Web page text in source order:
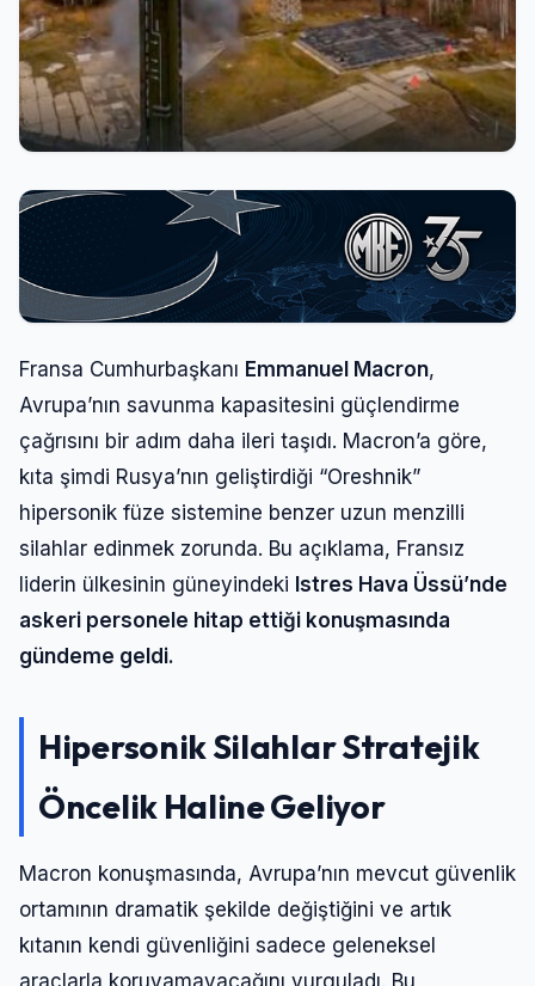
Fransa Cumhurbaşkanı Emmanuel Macron,
Avrupa’nın savunma kapasitesini güçlendirme
çağrısını bir adım daha ileri taşıdı. Macron’a göre,
kıta şimdi Rusya’nın geliştirdiği “Oreshnik”
hipersonik füze sistemine benzer uzun menzilli
silahlar edinmek zorunda. Bu açıklama, Fransız
liderin ülkesinin güneyindeki Istres Hava Üssü’nde
askeri personele hitap ettiği konuşmasında
gündeme geldi.
Hipersonik Silahlar Stratejik
Öncelik Haline Geliyor
Macron konuşmasında, Avrupa’nın mevcut güvenlik
ortamının dramatik şekilde değiştiğini ve artık
kıtanın kendi güvenliğini sadece geleneksel
Giriş Yap
Kullanıcı Adı veya E-posta